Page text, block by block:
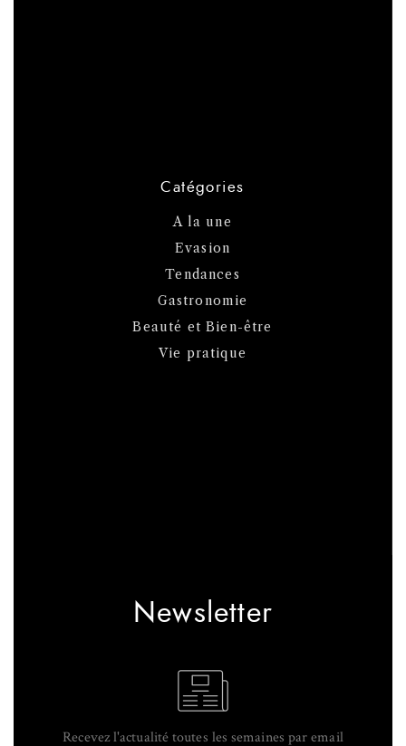
Catégories
A la une
Evasion
Tendances
Gastronomie
Beauté et Bien-être
Vie pratique
Newsletter
Recevez l'actualité toutes les semaines par email